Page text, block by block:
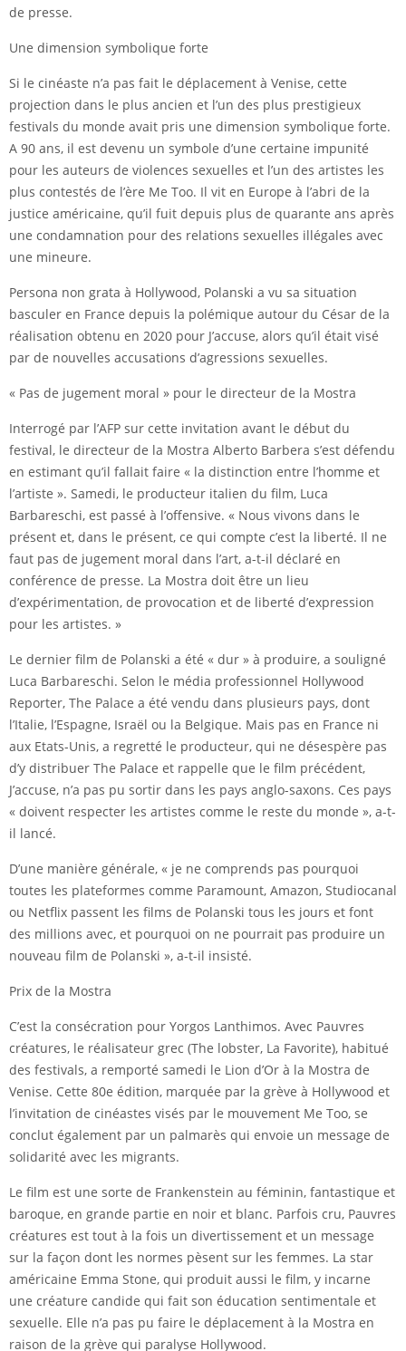
de presse.
Une dimension symbolique forte
Si le cinéaste n’a pas fait le déplacement à Venise, cette
projection dans le plus ancien et l’un des plus prestigieux
festivals du monde avait pris une dimension symbolique forte.
A 90 ans, il est devenu un symbole d’une certaine impunité
pour les auteurs de violences sexuelles et l’un des artistes les
plus contestés de l’ère Me Too. Il vit en Europe à l’abri de la
justice américaine, qu’il fuit depuis plus de quarante ans après
une condamnation pour des relations sexuelles illégales avec
une mineure.
Persona non grata à Hollywood, Polanski a vu sa situation
basculer en France depuis la polémique autour du César de la
réalisation obtenu en 2020 pour J’accuse, alors qu’il était visé
par de nouvelles accusations d’agressions sexuelles.
« Pas de jugement moral » pour le directeur de la Mostra
Interrogé par l’AFP sur cette invitation avant le début du
festival, le directeur de la Mostra Alberto Barbera s’est défendu
en estimant qu’il fallait faire « la distinction entre l’homme et
l’artiste ». Samedi, le producteur italien du film, Luca
Barbareschi, est passé à l’offensive. « Nous vivons dans le
présent et, dans le présent, ce qui compte c’est la liberté. Il ne
faut pas de jugement moral dans l’art, a-t-il déclaré en
conférence de presse. La Mostra doit être un lieu
d’expérimentation, de provocation et de liberté d’expression
pour les artistes. »
Le dernier film de Polanski a été « dur » à produire, a souligné
Luca Barbareschi. Selon le média professionnel Hollywood
Reporter, The Palace a été vendu dans plusieurs pays, dont
l’Italie, l’Espagne, Israël ou la Belgique. Mais pas en France ni
aux Etats-Unis, a regretté le producteur, qui ne désespère pas
d’y distribuer The Palace et rappelle que le film précédent,
J’accuse, n’a pas pu sortir dans les pays anglo-saxons. Ces pays
« doivent respecter les artistes comme le reste du monde », a-t-
il lancé.
D’une manière générale, « je ne comprends pas pourquoi
toutes les plateformes comme Paramount, Amazon, Studiocanal
ou Netflix passent les films de Polanski tous les jours et font
des millions avec, et pourquoi on ne pourrait pas produire un
nouveau film de Polanski », a-t-il insisté.
Prix de la Mostra
C’est la consécration pour Yorgos Lanthimos. Avec Pauvres
créatures, le réalisateur grec (The lobster, La Favorite), habitué
des festivals, a remporté samedi le Lion d’Or à la Mostra de
Venise. Cette 80e édition, marquée par la grève à Hollywood et
l’invitation de cinéastes visés par le mouvement Me Too, se
conclut également par un palmarès qui envoie un message de
solidarité avec les migrants.
Le film est une sorte de Frankenstein au féminin, fantastique et
baroque, en grande partie en noir et blanc. Parfois cru, Pauvres
créatures est tout à la fois un divertissement et un message
sur la façon dont les normes pèsent sur les femmes. La star
américaine Emma Stone, qui produit aussi le film, y incarne
une créature candide qui fait son éducation sentimentale et
sexuelle. Elle n’a pas pu faire le déplacement à la Mostra en
raison de la grève qui paralyse Hollywood.